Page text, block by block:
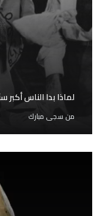
لماذا بدا الناس
منسجى مبارك